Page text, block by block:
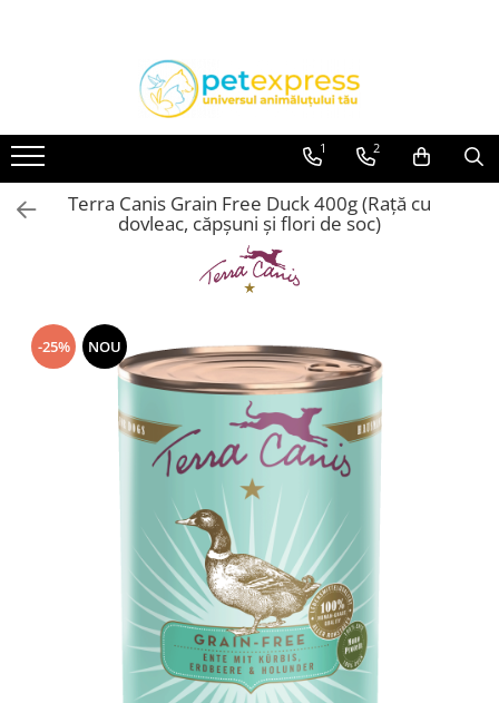
Toate Produsele
ACCESORII
Hamuri
Lese
Conserve
Plicuri
VITAMINE & SUPLIMENTE
1 2
Terra Canis Grain Free Duck 400g (Rață cu
dovleac, căpșuni și flori de soc)
-25% NOU